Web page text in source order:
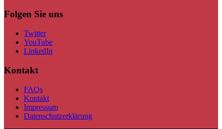
Folgen Sie uns
Twitter
YouTube
LinkedIn
Kontakt
FAQs
Kontakt
Impressum
Datenschutzerklärung